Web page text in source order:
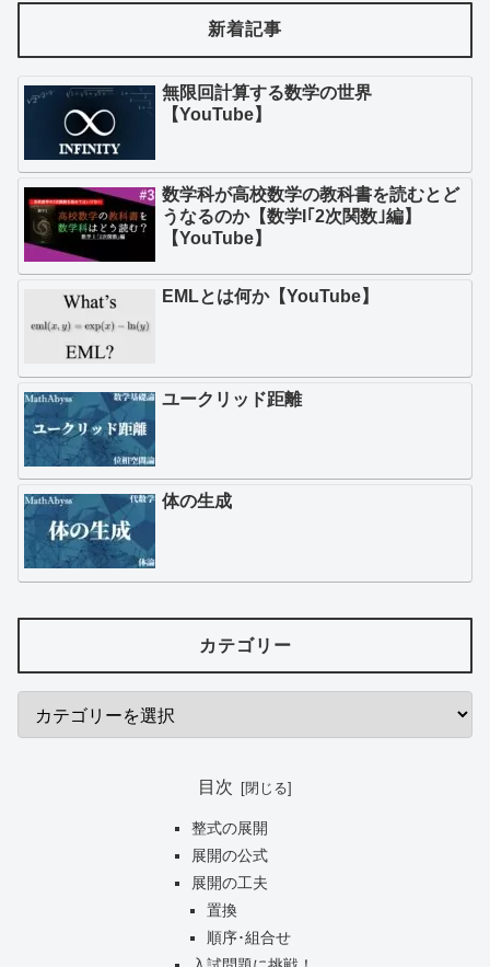
新着記事
無限回計算する数学の世界
【YouTube】
数学科が高校数学の教科書を読むとど
うなるのか【数学I｢2次関数｣編】
【YouTube】
EMLとは何か【YouTube】
ユークリッド距離
体の生成
カテゴリー
目次
整式の展開
展開の公式
展開の工夫
置換
順序･組合せ